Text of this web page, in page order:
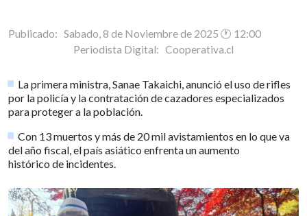
Publicado: Sabado, 8 de Noviembre de 2025 🕐 12:00
Periodista Digital: Cooperativa.cl
La primera ministra, Sanae Takaichi, anunció el uso de rifles
por la policía y la contratación de cazadores especializados
para proteger a la población.
Con 13 muertos y más de 20 mil avistamientos en lo que va
del año fiscal, el país asiático enfrenta un aumento
histórico de incidentes.